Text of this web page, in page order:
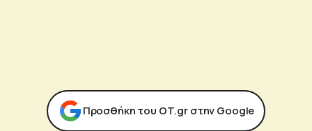
Προσθήκη του ΟΤ.gr στην Google